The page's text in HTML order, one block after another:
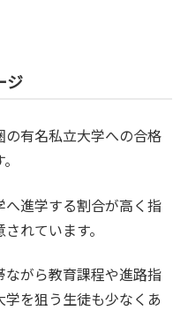
ジ
有名私立大学への合格
進学する割合が高く指
れています。
がら教育課程や進路指
を狙う生徒も少なくあ